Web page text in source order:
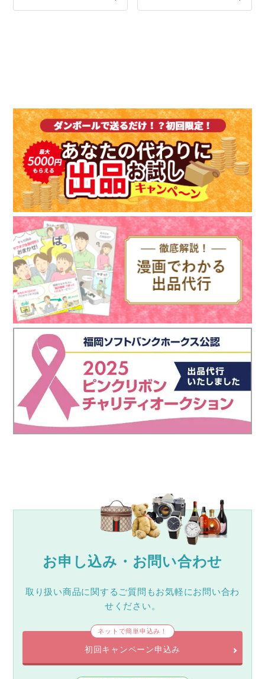
お申し込み・お問い合わせ
取り扱い商品に関するご質問もお気軽にお問い合わ
せください。
ネットで簡単申込み！
初回キャンペーン申込み